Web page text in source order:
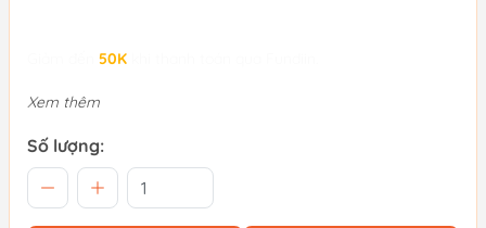
50K
Xem thêm
Số lượng: